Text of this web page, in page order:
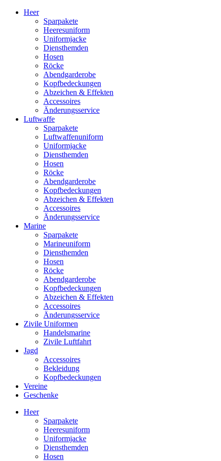
Heer
Sparpakete
Heeresuniform
Uniformjacke
Diensthemden
Hosen
Röcke
Abendgarderobe
Kopfbedeckungen
Abzeichen & Effekten
Accessoires
Änderungsservice
Luftwaffe
Sparpakete
Luftwaffenuniform
Uniformjacke
Diensthemden
Hosen
Röcke
Abendgarderobe
Kopfbedeckungen
Abzeichen & Effekten
Accessoires
Änderungsservice
Marine
Sparpakete
Marineuniform
Diensthemden
Hosen
Röcke
Abendgarderobe
Kopfbedeckungen
Abzeichen & Effekten
Accessoires
Änderungsservice
Zivile Uniformen
Handelsmarine
Zivile Luftfahrt
Jagd
Accessoires
Bekleidung
Kopfbedeckungen
Vereine
Geschenke
Heer
Sparpakete
Heeresuniform
Uniformjacke
Diensthemden
Hosen